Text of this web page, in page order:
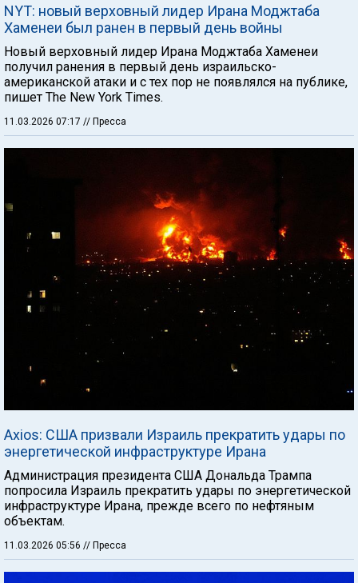
NYT: новый верховный лидер Ирана Моджтаба
Хаменеи был ранен в первый день войны
Новый верховный лидер Ирана Моджтаба Хаменеи
получил ранения в первый день израильско-
американской атаки и с тех пор не появлялся на публике,
пишет The New York Times.
11.03.2026 07:17 // Пресса
Axios: США призвали Израиль прекратить удары по
энергетической инфраструктуре Ирана
Администрация президента США Дональда Трампа
попросила Израиль прекратить удары по энергетической
инфраструктуре Ирана, прежде всего по нефтяным
объектам.
11.03.2026 05:56 // Пресса